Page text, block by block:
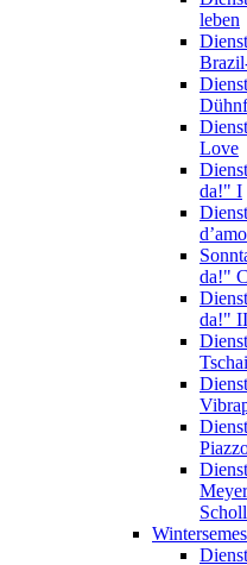
leben
Love
da!" I
da!"
da!" II